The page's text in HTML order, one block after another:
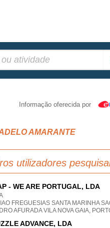
Informação oferecida por
AMARANTE
utilizadores
- WE ARE PORTUGAL, LDA
FREGUESIAS SANTA MARINHA
AFURADA VILA NOVA GAIA,
ADVANCE, LDA